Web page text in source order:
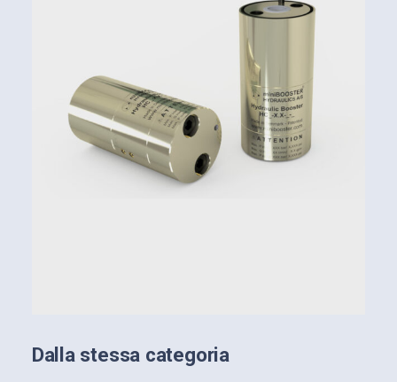
Dalla stessa categoria
Rapporto di moltiplicazione i = 13,0
Connessione tramite O-ring a cartuccia
Codice di ordinazione: HC7-13,0-B-9